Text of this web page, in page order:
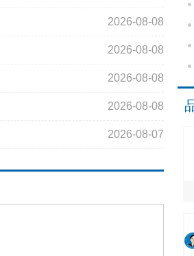
2026-08-08
2026-08-08
2026-08-08
2026-08-08
2026-08-07